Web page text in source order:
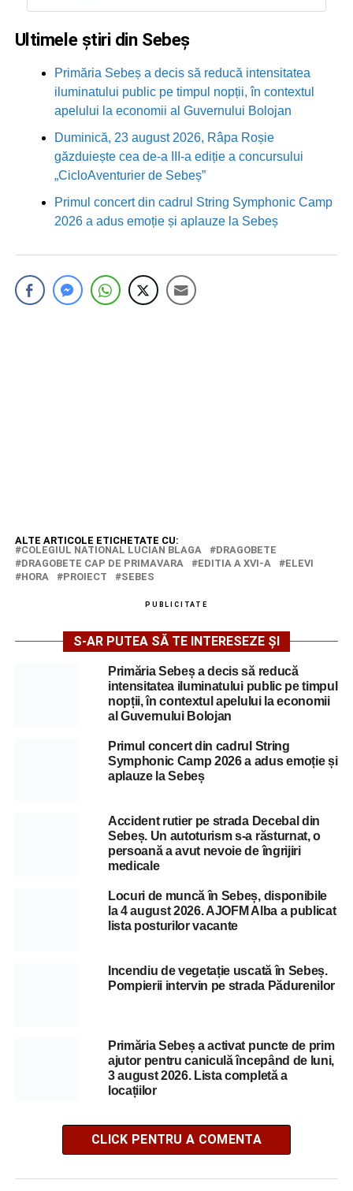
Ultimele știri din Sebeș
Primăria Sebeș a decis să reducă intensitatea
iluminatului public pe timpul nopții, în contextul
apelului la economii al Guvernului Bolojan
Duminică, 23 august 2026, Râpa Roșie
găzduiește cea de-a III-a ediție a concursului
„CicloAventurier de Sebeș”
Primul concert din cadrul String Symphonic Camp
2026 a adus emoție și aplauze la Sebeș
ALTE ARTICOLE ETICHETATE CU:
COLEGIUL NATIONAL LUCIAN BLAGA
DRAGOBETE
DRAGOBETE CAP DE PRIMAVARA
EDITIA A XVI-A
ELEVI
HORA
PROIECT SEBES
PUBLICITATE
S-AR PUTEA SĂ TE INTERESEZE ȘI
Primăria Sebeș a decis să reducă
intensitatea iluminatului public pe timpul
nopții, în contextul apelului la economii
al Guvernului Bolojan
Primul concert din cadrul String
Symphonic Camp 2026 a adus emoție și
aplauze la Sebeș
Accident rutier pe strada Decebal din
Sebeș. Un autoturism s-a răsturnat, o
persoană a avut nevoie de îngrijiri
medicale
Locuri de muncă în Sebeș, disponibile
la 4 august 2026. AJOFM Alba a publicat
lista posturilor vacante
Incendiu de vegetație uscată în Sebeș.
Pompierii intervin pe strada Pădurenilor
Primăria Sebeș a activat puncte de prim
ajutor pentru caniculă începând de luni,
3 august 2026. Lista completă a
locațiilor
CLICK PENTRU A COMENTA